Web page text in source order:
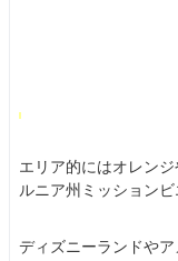
エリア的にはオレン
ルニア州ミッションビ
ディズニーランドや